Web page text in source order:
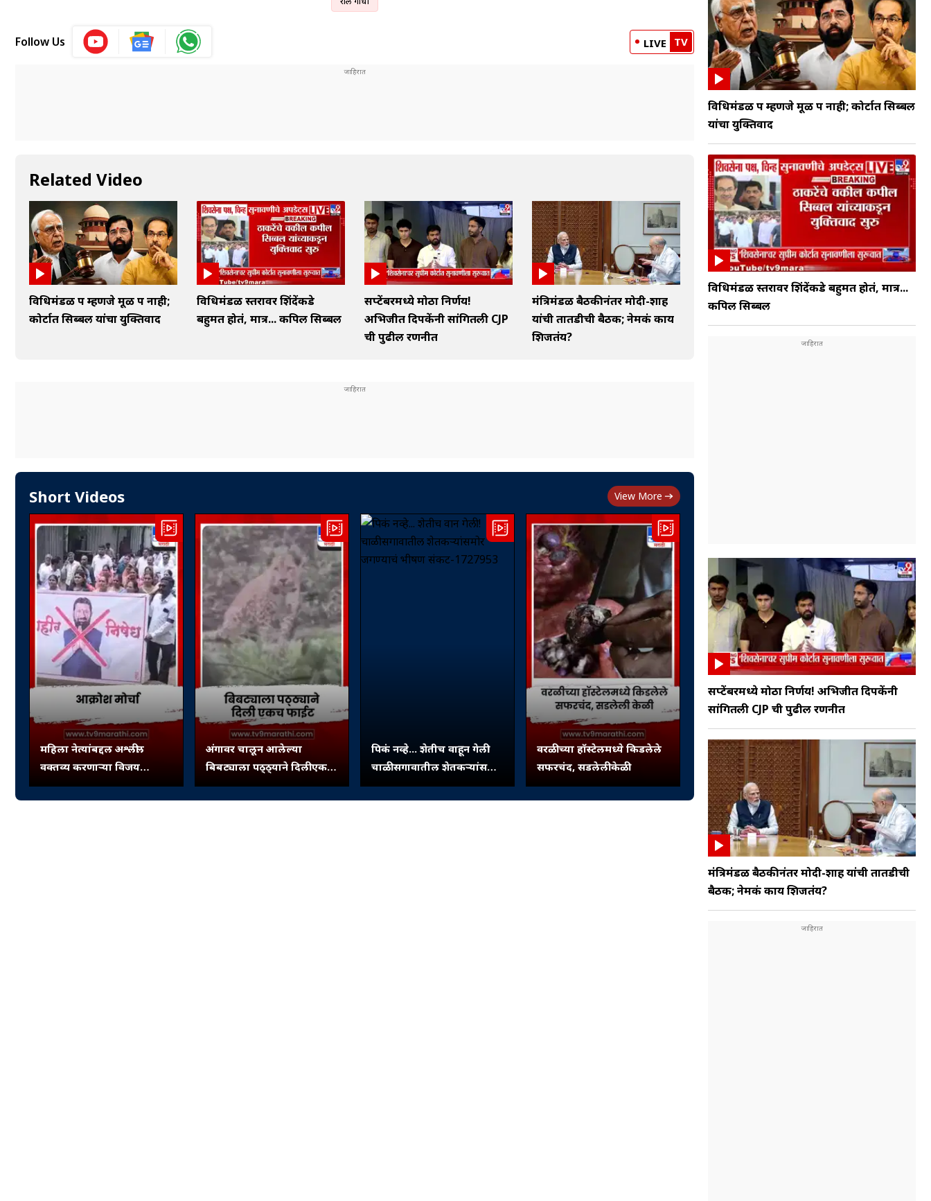
Follow Us LIVE TV
Related Video
विधिमंडळ पक्ष म्हणजे मूळ पक्ष नाही;
कोर्टात सिब्बल यांचा युक्तिवाद
विधिमंडळ स्तरावर शिंदेंकडे
बहुमत होतं, मात्र... कपिल सिब्बल
सप्टेंबरमध्ये मोठा निर्णय!
अभिजीत दिपकेंनी सांगितली CJP
ची पुढील रणनीत
मंत्रिमंडळ बैठकीनंतर मोदी-शाह
यांची तातडीची बैठक; नेमकं काय
शिजतंय?
Short Videos View More
महिला नेत्यांबद्दल अश्लील
वक्तव्य करणाऱ्या विजय
चौधरींविरोधात आक्रोश मोर्चा
अंगावर चालून आलेल्या
बिबट्याला पठ्ठ्याने दिली एकच
फाईट.. अन् बिबट्याने ठोकली
धूम
पिकं नव्हे... शेतीच वाहून गेली!
चाळीसगावातील शेतकऱ्यांसमोर
जगण्याचं भीषण संकट
वरळीच्या हॉस्टेलमध्ये किडलेले
सफरचंद, सडलेली केळी
विधिमंडळ पक्ष म्हणजे मूळ पक्ष नाही; कोर्टात सिब्बल
यांचा युक्तिवाद
विधिमंडळ स्तरावर शिंदेंकडे बहुमत होतं, मात्र...
कपिल सिब्बल
सप्टेंबरमध्ये मोठा निर्णय! अभिजीत दिपकेंनी
सांगितली CJP ची पुढील रणनीत
मंत्रिमंडळ बैठकीनंतर मोदी-शाह यांची तातडीची
बैठक; नेमकं काय शिजतंय?